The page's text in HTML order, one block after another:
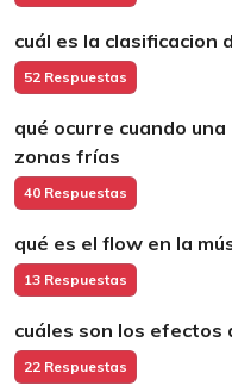
cuál es la clasificacion
52 Respuestas
qué ocurre cuando
zonas frías
40 Respuestas
qué es el flow en la
13 Respuestas
cuáles son los
22 Respuestas